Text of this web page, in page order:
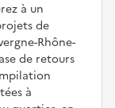
à un
de
Rhône-
de retours
à